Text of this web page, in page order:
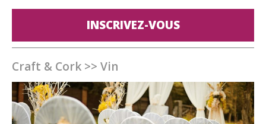
INSCRIVEZ-VOUS
Craft & Cork >> Vin